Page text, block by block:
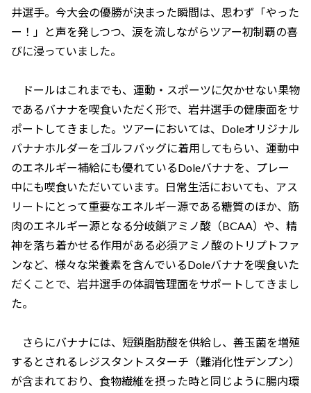
井選手。今大会の優勝が決まった瞬間は、思わず「やった
ー！」と声を発しつつ、涙を流しながらツアー初制覇の喜
びに浸っていました。
ドールはこれまでも、運動・スポーツに欠かせない果物
であるバナナを喫食いただく形で、岩井選手の健康面をサ
ポートしてきました。ツアーにおいては、Doleオリジナル
バナナホルダーをゴルフバッグに着用してもらい、運動中
のエネルギー補給にも優れているDoleバナナを、プレー
中にも喫食いただいています。日常生活においても、アス
リートにとって重要なエネルギー源である糖質のほか、筋
肉のエネルギー源となる分岐鎖アミノ酸（BCAA）や、精
神を落ち着かせる作用がある必須アミノ酸のトリプトファ
ンなど、様々な栄養素を含んでいるDoleバナナを喫食いた
だくことで、岩井選手の体調管理面をサポートしてきまし
た。
さらにバナナには、短鎖脂肪酸を供給し、善玉菌を増殖
するとされるレジスタントスターチ（難消化性デンプン）
が含まれており、食物繊維を摂った時と同じように腸内環